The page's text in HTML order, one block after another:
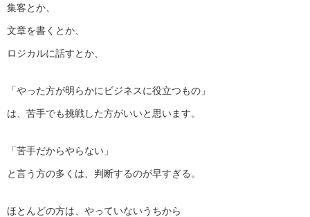
集客とか、
文章を書くとか、
ロジカルに話すとか、
「やった方が明らかにビジネスに役立つもの」
は、苦手でも挑戦した方がいいと思います。
「苦手だからやらない」
と言う方の多くは、判断するのが早すぎる。
ほとんどの方は、やっていないうちから